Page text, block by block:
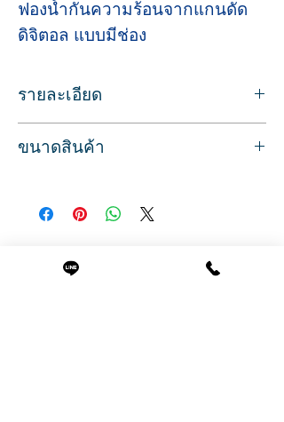
ฟองน้ำกันความร้อนจากแกนดัด
ดิจิตอล แบบมีช่อง
รายละเอียด
ใช้กับการดัดสปาเพิร์ม ดัดผมแบบดิจิตอล
ใช้ซ้ำได้หลายครั้ง ซักทำความสะอาดได้
ขนาดสินค้า
ยาว 12 ซม.
Related Products